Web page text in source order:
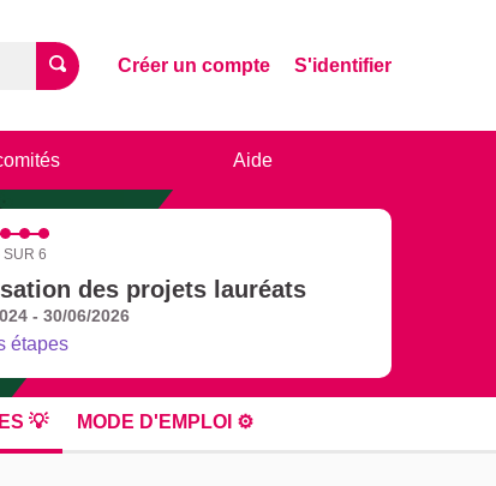
Créer un compte S'identifier
Aide
SUR 6
des projets lauréats
- 30/06/2026
étapes
💡 MODE D'EMPLOI ⚙️